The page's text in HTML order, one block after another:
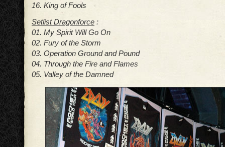
16. King of Fools
Setlist Dragonforce :
01. My Spirit Will Go On
02. Fury of the Storm
03. Operation Ground and Pound
04. Through the Fire and Flames
05. Valley of the Damned